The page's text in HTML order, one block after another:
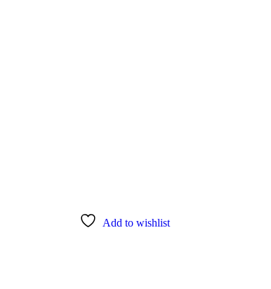
Add to wishlist